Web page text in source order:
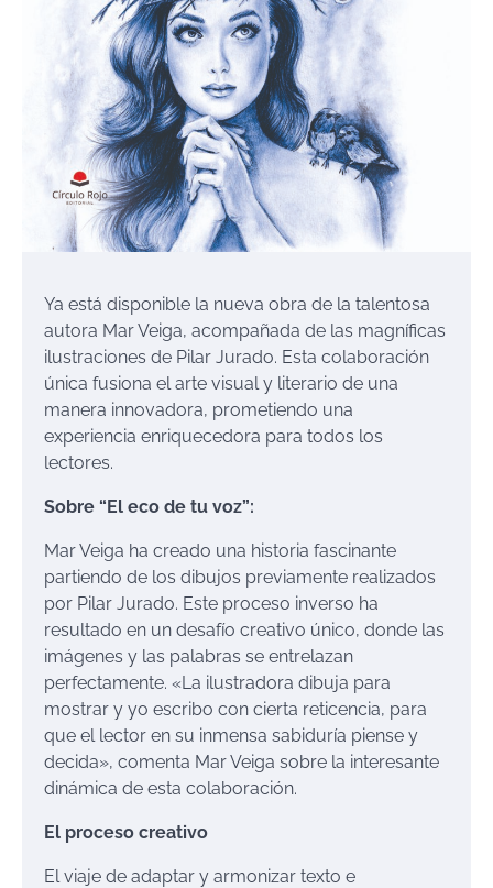
Ya está disponible la nueva obra de la talentosa
autora Mar Veiga, acompañada de las magníficas
ilustraciones de Pilar Jurado. Esta colaboración
única fusiona el arte visual y literario de una
manera innovadora, prometiendo una
experiencia enriquecedora para todos los
lectores.
Sobre “El eco de tu voz”:
Mar Veiga ha creado una historia fascinante
partiendo de los dibujos previamente realizados
por Pilar Jurado. Este proceso inverso ha
resultado en un desafío creativo único, donde las
imágenes y las palabras se entrelazan
perfectamente. «La ilustradora dibuja para
mostrar y yo escribo con cierta reticencia, para
que el lector en su inmensa sabiduría piense y
decida», comenta Mar Veiga sobre la interesante
dinámica de esta colaboración.
El proceso creativo
El viaje de adaptar y armonizar texto e